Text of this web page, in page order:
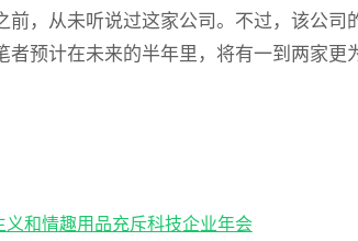
前，从未听说过这家公司。不过，该公司
者预计在未来的半年里，将有一到两家更
义和情趣用品充斥科技企业年会